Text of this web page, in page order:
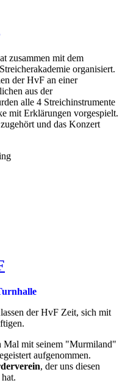
zusammen mit dem
organisiert.
der HvF an einer
aus der
alle 4 Streichinstrumente
mit Erklärungen vorgespielt.
und das Konzert
der HvF Zeit, sich mit
Mal mit seinem "Murmiland"
aufgenommen.
, der uns diesen